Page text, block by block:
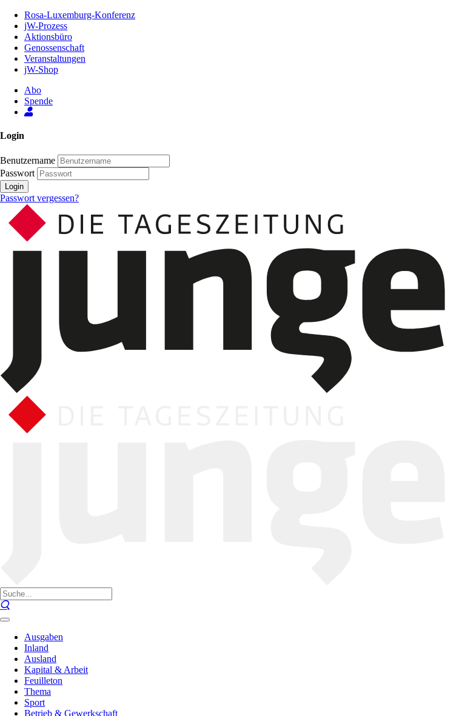
Inhalt
Seite
Rosa-Luxemburg-Konferenz
jW-Prozess
Aktionsbüro
Genossenschaft
Veranstaltungen
jW-Shop
Abo
Spende
Login
Benutzername
Passwort
Login
Passwort vergessen?
Ausgaben
Inland
Ausland
Kapital & Arbeit
Feuilleton
Thema
Sport
Betrieb & Gewerkschaft